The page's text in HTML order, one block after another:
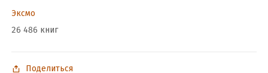
Эксмо
26 486 книг
Поделиться